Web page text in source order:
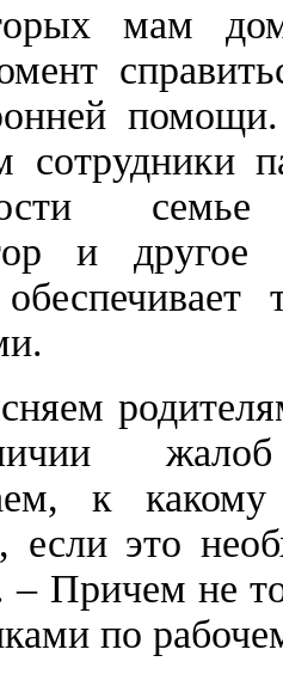
мам
сотрудники
и другое
жалоб
к
если это
– Причем не
по